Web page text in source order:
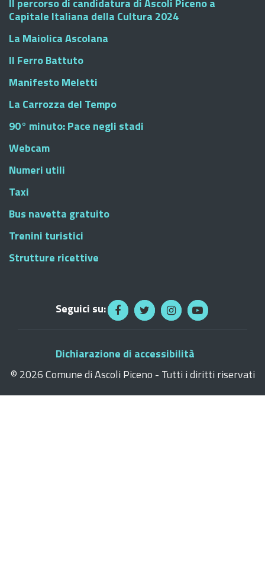
Il percorso di candidatura di Ascoli Piceno a
Capitale Italiana della Cultura 2024
La Maiolica Ascolana
Il Ferro Battuto
Manifesto Meletti
La Carrozza del Tempo
90° minuto: Pace negli stadi
Webcam
Numeri utili
Taxi
Bus navetta gratuito
Trenini turistici
Strutture ricettive
Seguici su:
Dichiarazione di accessibilità
© 2026 Comune di Ascoli Piceno - Tutti i diritti riservati